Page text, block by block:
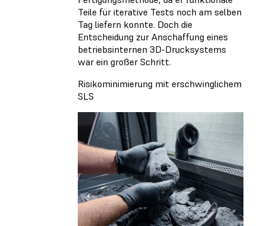
Teile für iterative Tests noch am selben
Tag liefern konnte. Doch die
Entscheidung zur Anschaffung eines
betriebsinternen 3D-Drucksystems
war ein großer Schritt.
Risikominimierung mit erschwinglichem
SLS